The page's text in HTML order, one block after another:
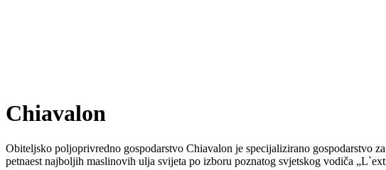
Chiavalon
Obiteljsko poljoprivredno gospodarstvo Chiavalon je specijalizirano gospodarstvo
petnaest najboljih maslinovih ulja svijeta po izboru poznatog svjetskog vodiča